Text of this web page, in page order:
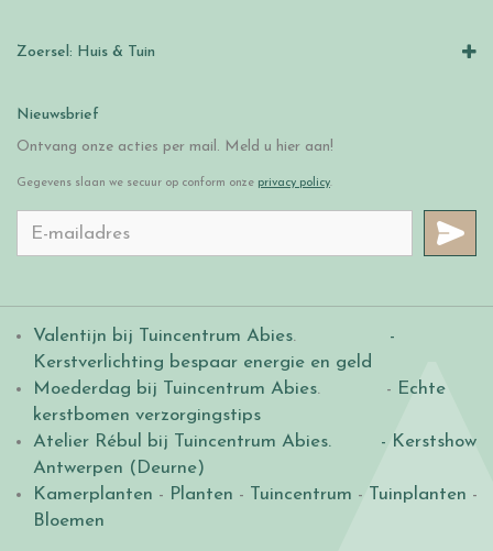
Zoersel: Huis & Tuin
Nieuwsbrief
Ontvang onze acties per mail. Meld u hier aan!
Gegevens slaan we secuur op conform onze privacy policy.
Valentijn bij Tuincentrum Abies.
-
Kerstverlichting bespaar energie en geld
Moederdag bij Tuincentrum Abies. - Echte
kerstbomen verzorgingstips
Atelier Rébul bij Tuincentrum Abies.
- Kerstshow
Antwerpen (Deurne)
Kamerplanten - Planten - Tuincentrum - Tuinplanten -
Bloemen